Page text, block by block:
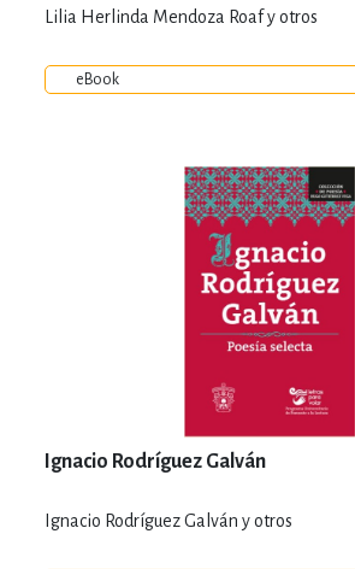
Lilia Herlinda Mendoza Roaf y otros
eBook
Ignacio Rodríguez Galván
Ignacio Rodríguez Galván y otros